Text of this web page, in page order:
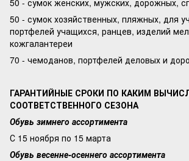
50 - сумок женских, мужских, дорожных,
50 - сумок хозяйственных, пляжных, для
портфелей учащихся, ранцев, изделий
кожгалантереи
70 - чемоданов, портфелей деловых и
ГАРАНТИЙНЫЕ СРОКИ ПО КАКИМ
СООТВЕТСТВЕННОГО СЕЗОНА
Обувь зимнего ассортимента
С 15 ноября по 15 марта
Обувь весенне-осеннего ассортимента